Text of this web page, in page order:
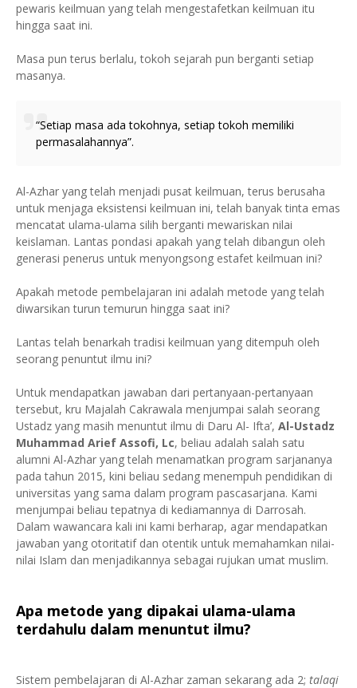
pewaris keilmuan yang telah mengestafetkan keilmuan itu
hingga saat ini.
Masa pun terus berlalu, tokoh sejarah pun berganti setiap
masanya.
“Setiap masa ada tokohnya, setiap tokoh memiliki
permasalahannya”.
Al-Azhar yang telah menjadi pusat keilmuan, terus berusaha
untuk menjaga eksistensi keilmuan ini, telah banyak tinta emas
mencatat ulama-ulama silih berganti mewariskan nilai
keislaman. Lantas pondasi apakah yang telah dibangun oleh
generasi penerus untuk menyongsong estafet keilmuan ini?
Apakah metode pembelajaran ini adalah metode yang telah
diwarsikan turun temurun hingga saat ini?
Lantas telah benarkah tradisi keilmuan yang ditempuh oleh
seorang penuntut ilmu ini?
Untuk mendapatkan jawaban dari pertanyaan-pertanyaan
tersebut, kru Majalah Cakrawala menjumpai salah seorang
Ustadz yang masih menuntut ilmu di Daru Al- Ifta’, Al-Ustadz
Muhammad Arief Assofi, Lc, beliau adalah salah satu
alumni Al-Azhar yang telah menamatkan program sarjananya
pada tahun 2015, kini beliau sedang menempuh pendidikan di
universitas yang sama dalam program pascasarjana. Kami
menjumpai beliau tepatnya di kediamannya di Darrosah.
Dalam wawancara kali ini kami berharap, agar mendapatkan
jawaban yang otoritatif dan otentik untuk memahamkan nilai-
nilai Islam dan menjadikannya sebagai rujukan umat muslim.
Apa metode yang dipakai ulama-ulama
terdahulu dalam menuntut ilmu?
Sistem pembelajaran di Al-Azhar zaman sekarang ada 2; talaqi